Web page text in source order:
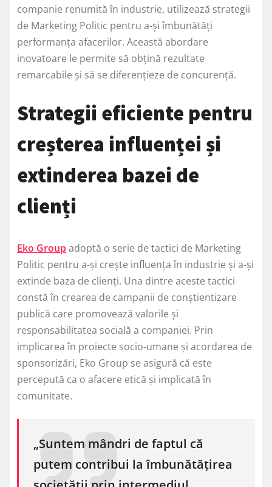
companie renumită în industrie, utilizează strategii
de Marketing Politic pentru a-și îmbunătăți
performanța afacerilor. Această abordare
inovatoare le permite să obțină rezultate
remarcabile și să se diferențieze de concurență.
Strategii eficiente pentru
creșterea influenței și
extinderea bazei de
clienți
Eko Groupadoptă o serie de tactici de Marketing
Politic pentru a-și crește influența în industrie și a-și
extinde baza de clienți. Una dintre aceste tactici
constă în crearea de campanii de conștientizare
publică care promovează valorile și
responsabilitatea socială a companiei. Prin
implicarea în proiecte socio-umane și acordarea de
sponsorizări, Eko Group se asigură că este
percepută ca o afacere etică și implicată în
comunitate.
„Suntem mândri de faptul că
putem contribui la îmbunătățirea